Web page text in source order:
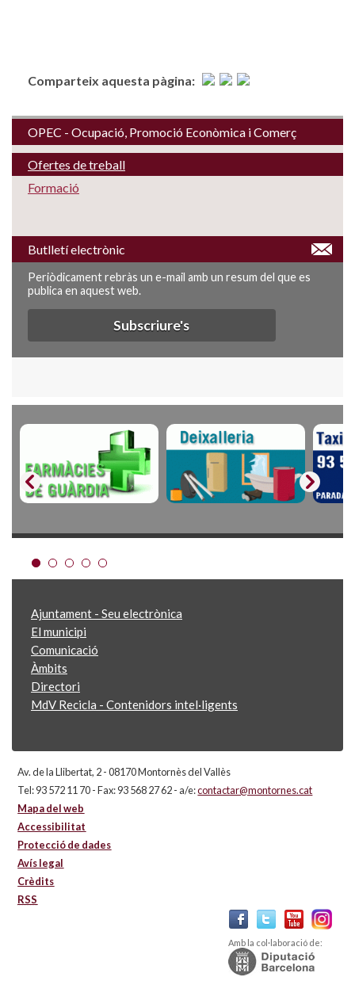
Comparteix aquesta pàgina:
OPEC - Ocupació, Promoció Econòmica i Comerç
Ofertes de treball
Formació
Butlletí electrònic
Periòdicament rebràs un e-mail amb un resum del que es
publica en aquest web.
Subscriure's
Ajuntament - Seu electrònica
El municipi
Comunicació
Àmbits
Directori
MdV Recicla - Contenidors intel·ligents
Av. de la Llibertat, 2 - 08170 Montornès del Vallès
Tel: 93 572 11 70 - Fax: 93 568 27 62 - a/e:contactar@montornes.cat
Mapa del web
Accessibilitat
Protecció de dades
Avís legal
Crèdits
RSS
Amb la col·laboració de: